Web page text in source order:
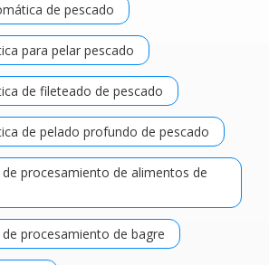
de pescado
para pelar pescado
de fileteado de pescado
de pelado profundo de pescado
procesamiento de alimentos de
procesamiento de bagre